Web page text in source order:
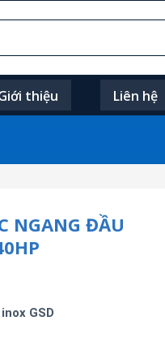
thiệu Liên hệ
NGANG ĐẦU
GSD